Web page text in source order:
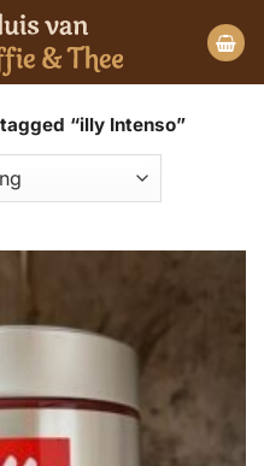
“illy Intenso”